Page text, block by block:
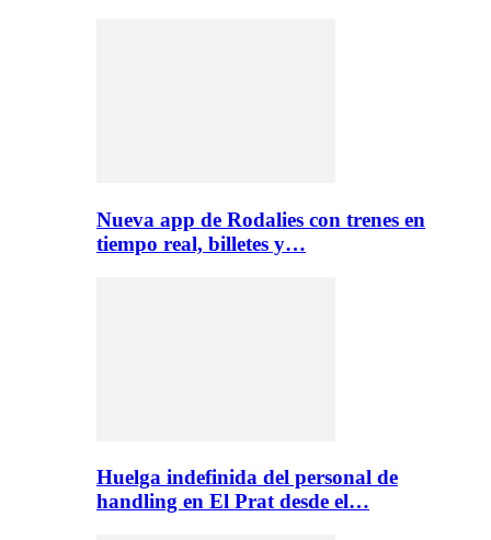
Nueva app de Rodalies con trenes en
tiempo real, billetes y…
Huelga indefinida del personal de
handling en El Prat desde el…